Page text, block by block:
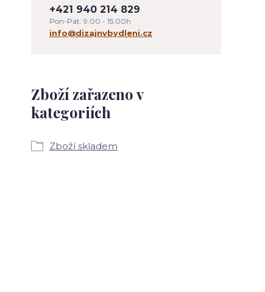
Zboží zařazeno v
kategoriích
Zboží skladem
+421 940 214 829
Pon-Pát: 9:00 - 15:00h
info@dizajnvbydleni.cz